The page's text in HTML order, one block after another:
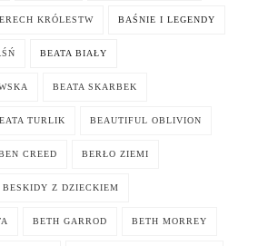
KRÓLESTW BAŚNIE I LEGENDY
BEATA BIAŁY
BEATA SKARBEK
TURLIK BEAUTIFUL OBLIVION
CREED BERŁO ZIEMI
BESKIDY Z DZIECKIEM
BETH GARROD BETH MORREY